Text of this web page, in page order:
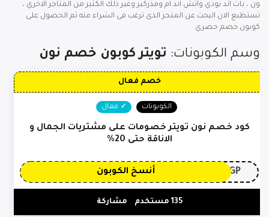
ون ، باث اند بودي واتش اند ام ومذركير وغير ذلك الكثير من المتاجر الاخري ،
تستطيع الان البحث عن المتجر الذى ترغب فى الشراء منه ثم الحصول على
كوبون خصم حصري
وسم الكوبونات: تويتر كوبون خصم نون
خصم فعال
الكوبونات فعال
كود خصم نون تويتر خصومات على مشتريات الجمال و
الاناقة حتى 20%
3GP أنسخ الكوبون
135 مستخدم مشاركة